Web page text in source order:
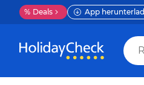
% Deals App